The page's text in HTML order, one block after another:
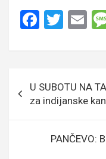
F
ce
o
o
T
tt
E
ail
чланка
U SUBOTU NA
za indijanske
PANČEVO: